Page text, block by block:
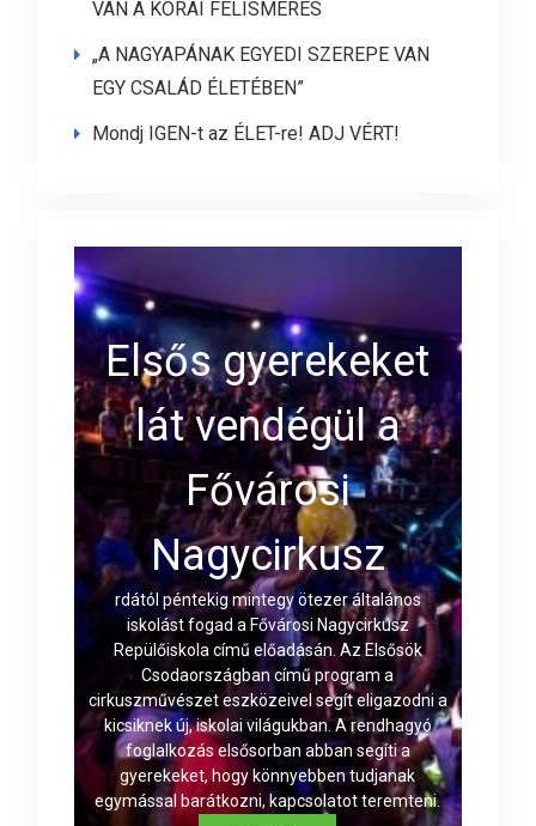
VAN A KORAI FELISMERÉS
„A NAGYAPÁNAK EGYEDI SZEREPE VAN
EGY CSALÁD ÉLETÉBEN”
Mondj IGEN-t az ÉLET-re! ADJ VÉRT!
Elsős gyerekeket
lát vendégül a
Fővárosi
Nagycirkusz
rdától péntekig mintegy ötezer általános
iskolást fogad a Fővárosi Nagycirkusz
Repülőiskola című előadásán. Az Elsősök
Csodaországban című program a
cirkuszművészet eszközeivel segít eligazodni a
kicsiknek új, iskolai világukban. A rendhagyó
foglalkozás elsősorban abban segíti a
gyerekeket, hogy könnyebben tudjanak
egymással barátkozni, kapcsolatot teremteni.